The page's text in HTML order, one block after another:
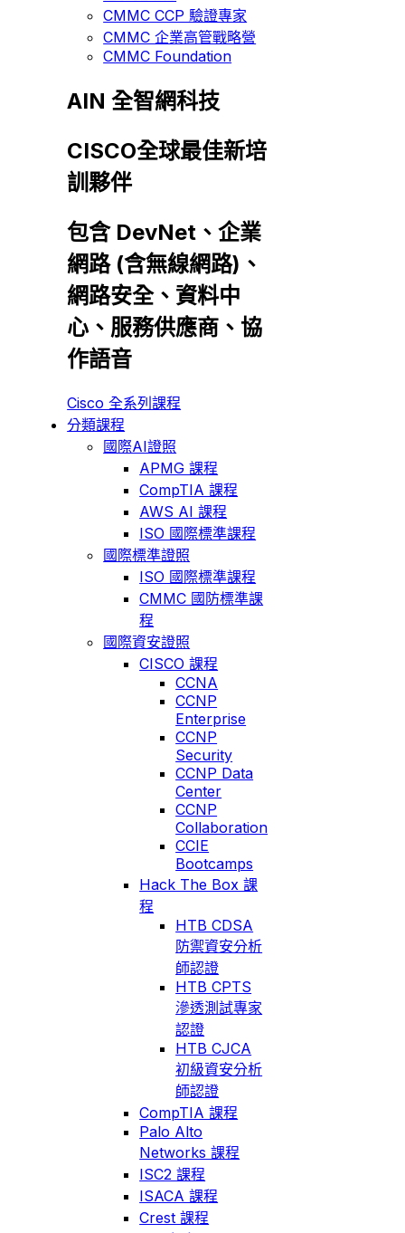
CMMC CCP 驗證專家
CMMC 企業高管戰略營
CMMC Foundation
AIN 全智網科技
CISCO全球最佳新培
訓夥伴
包含 DevNet、企業
網路 (含無線網路)、
網路安全、資料中
心、服務供應商、協
作語音
Cisco 全系列課程
分類課程
國際AI證照
APMG 課程
CompTIA 課程
AWS AI 課程
ISO 國際標準課程
國際標準證照
ISO 國際標準課程
CMMC 國防標準課
程
國際資安證照
CISCO 課程
CCNA
CCNP
Enterprise
CCNP
Security
CCNP Data
Center
CCNP
Collaboration
CCIE
Bootcamps
Hack The Box 課
程
HTB CDSA
防禦資安分析
師認證
HTB CPTS
滲透測試專家
認證
HTB CJCA
初級資安分析
師認證
CompTIA 課程
Palo Alto
Networks 課程
ISC2 課程
ISACA 課程
Crest 課程